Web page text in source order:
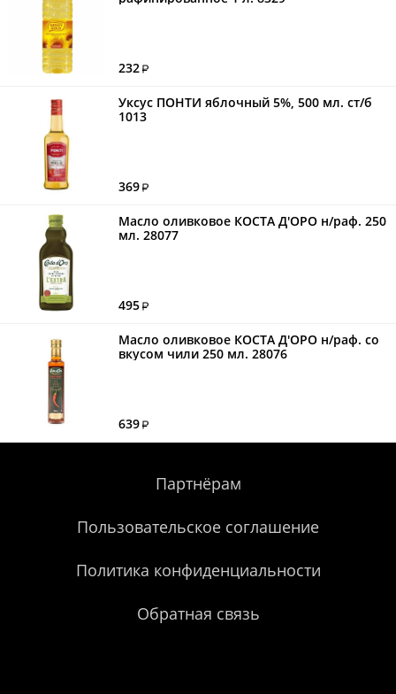
232
Уксус ПОНТИ яблочный 5%, 500 мл. ст/б
1013
369
Масло оливковое КОСТА Д'ОРО н/раф. 250
мл. 28077
495
Масло оливковое КОСТА Д'ОРО н/раф. со
вкусом чили 250 мл. 28076
639
Партнёрам
Пользовательское соглашение
Политика конфиденциальности
Обратная связь